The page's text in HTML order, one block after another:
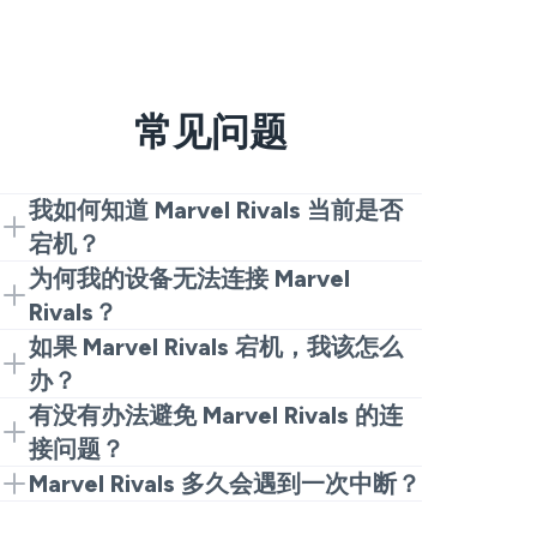
常见问题
我如何知道 Marvel Rivals 当前是否
宕机？
如果您认为 Marvel Rivals 已宕机，首先检
查实时状态页面和最近的用户报告。如果
Marvel Rivals 确实宕机，您将看到很多报
告在同一时间出现。如果那里很安静，那
么可能只是您。
为何我的设备无法连接 Marvel
Rivals？
大多数情况下是服务器出现问题、互联网
掉线或游戏故障。首先检查其他人是否报
告 Marvel Rivals 宕机。如果没有，重启设
备和路由器，然后再试一次。
如果 Marvel Rivals 宕机，我该怎么
办？
如果 Marvel Rivals 显示为许多玩家宕机，
您无法从您的端修复它。稍等片刻，然后
再试。通常是在更新或维护期间的短暂
Marvel Rivals 停机。
有没有办法避免 Marvel Rivals 的连
接问题？
不可能预防所有故障，但您可以避免简单
Marvel Rivals 多久会遇到一次中断？